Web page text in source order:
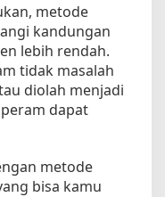
i
p
s
I
n
i
metode
kandungan
lebih rendah.
tidak masalah
diolah menjadi
dapat
metode
bisa kamu